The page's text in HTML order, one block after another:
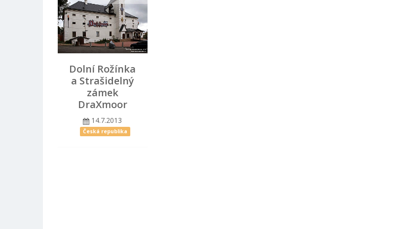
Dolní Rožínka
a Strašidelný
zámek
DraXmoor
14.7.2013
Česká republika